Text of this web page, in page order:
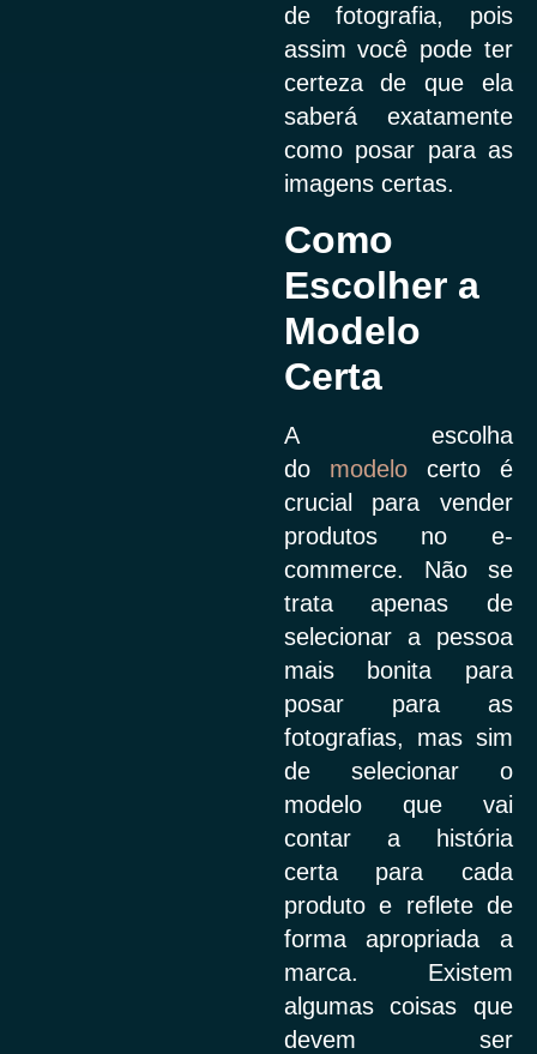
de fotografia, pois
assim você pode ter
certeza de que ela
saberá exatamente
como posar para as
imagens certas.
Como
Escolher a
Modelo
Certa
A escolha
do modelocerto é
crucial para vender
produtos no e-
commerce. Não se
trata apenas de
selecionar a pessoa
mais bonita para
posar para as
fotografias, mas sim
de selecionar o
modelo que vai
contar a história
certa para cada
produto e reflete de
forma apropriada a
marca. Existem
algumas coisas que
devem ser